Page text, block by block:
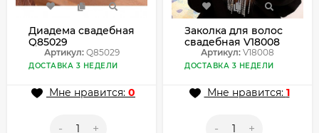
Диадема свадебная
Q85029
Артикул:Q85029
ДОСТАВКА 3 НЕДЕЛИ
Мне нравится: 0
- +
Заколка для волос
свадебная V18008
Артикул: V18008
ДОСТАВКА 3 НЕДЕЛИ
Мне нравится: 1
- +